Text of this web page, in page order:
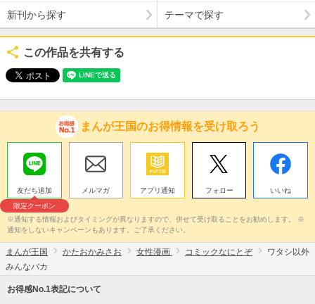
新刊から探す テーマで探す
この作品を共有する
まんが王国のお得情報を受け取ろう
友だち追加
限定クーポン
メルマガ アプリ通知 フォロー いいね
※通知する情報およびタイミングが異なりますので、併せて受け取ることをお勧めします。 ※
通知をしないキャンペーンもあります。ご了承ください。
まんが王国 かたおかみさお 女性漫画 コミックなにとぞ
ワタシ以外
みんなバカ
お得感No.1表記について